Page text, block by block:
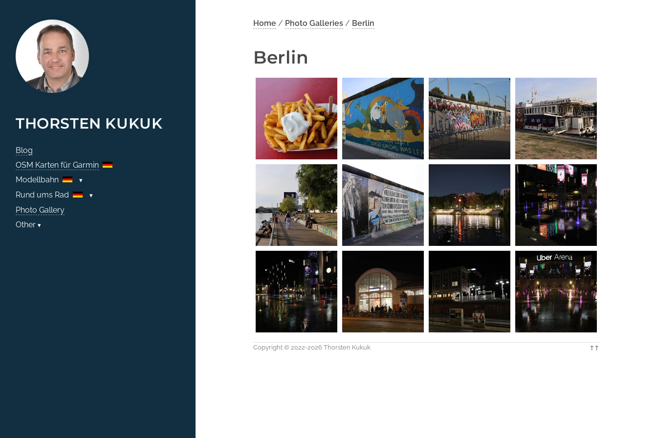
THORSTEN KUKUK
Blog
OSM Karten für Garmin
Modellbahn
Rund ums Rad
Photo Gallery
Other
Home / Photo Galleries / Berlin
Berlin
20240923164547-00 20240923170243-00 20240923170401-00 20240923170441-00
20240923170640-00 20240923170930-00 20240923203832-00 20240923205111-00
Copyright © 2022-2026 Thorsten Kukuk ↑↑